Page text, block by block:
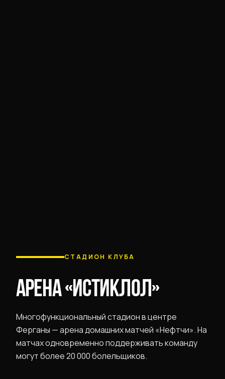
СТАДИОН КЛУБА
АРЕНА «ИСТИКЛОЛ»
Многофункциональный стадион в центре
Ферганы — арена домашних матчей «Нефтчи». На
матчах одновременно поддерживать команду
могут более 20 000 болельщиков.